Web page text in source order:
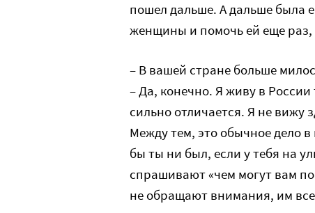
пошел дальше. А дальше была
женщины и помочь ей еще раз,
– В вашей стране больше
– Да, конечно. Я живу в
сильно отличается. Я не
Между тем, это обычное дело
бы ты ни был, если у тебя на
спрашивают «чем могут вам
не обращают внимания, им